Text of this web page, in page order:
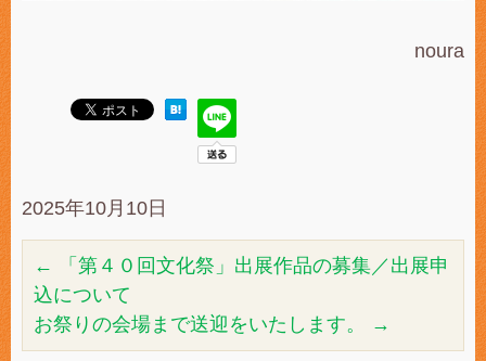
noura
2025年10月10日
←
「第４０回文化祭」出展作品の募集／出展申
込について
お祭りの会場まで送迎をいたします。
→